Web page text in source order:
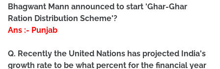
Bhagwant Mann announced to start 'Ghar-Ghar
Ration Distribution Scheme'?
Ans :- Punjab
Q. Recently the United Nations has projected India's
growth rate to be what percent for the financial year